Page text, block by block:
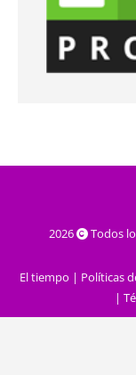
2026 Todos
El tiempo | Políticas
|